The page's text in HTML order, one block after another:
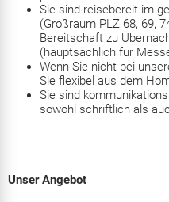
Sie sind reisebereit im
(Großraum PLZ 68, 69,
Bereitschaft zu
(hauptsächlich für
Wenn Sie nicht bei
Sie flexibel aus dem
Sie sind
sowohl schriftlich als
Unser Angebot